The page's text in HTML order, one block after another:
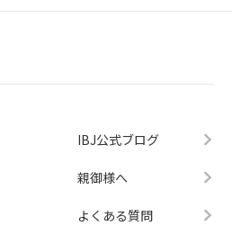
IBJ公式ブログ
親御様へ
よくある質問